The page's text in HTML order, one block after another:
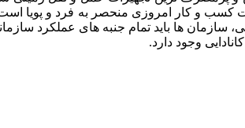
کانادایی وجود دارد.